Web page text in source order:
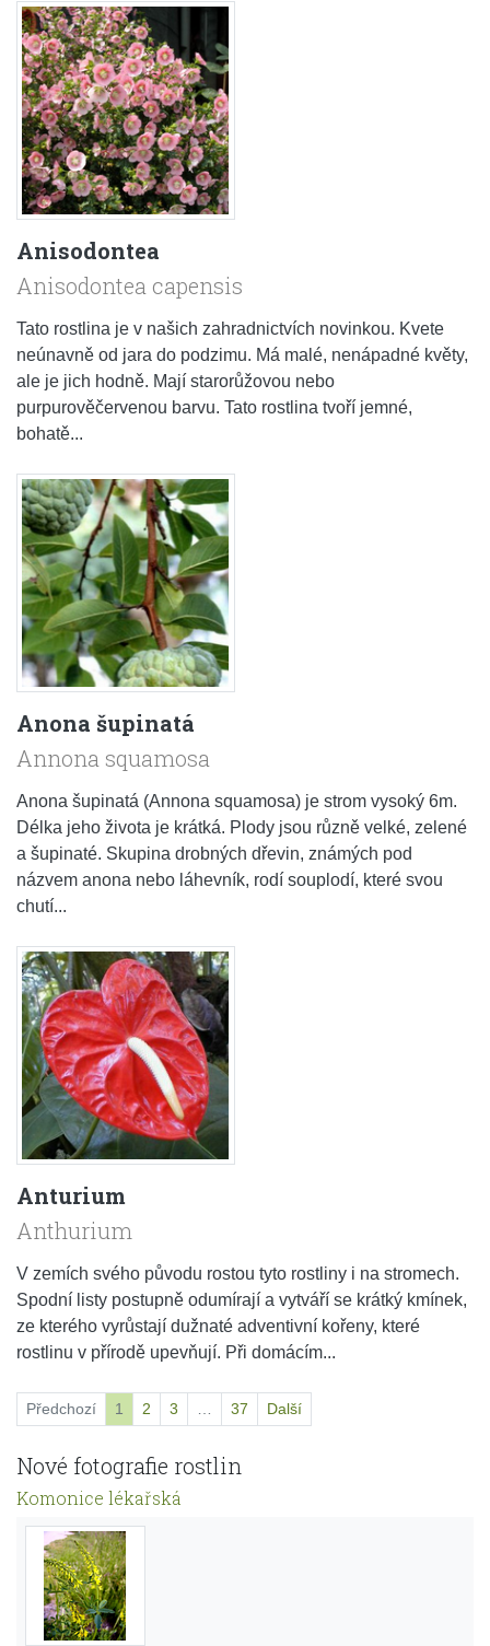
Anisodontea
Anisodontea capensis
Tato rostlina je v našich zahradnictvích novinkou. Kvete
neúnavně od jara do podzimu. Má malé, nenápadné květy,
ale je jich hodně. Mají starorůžovou nebo
purpurověčervenou barvu. Tato rostlina tvoří jemné,
bohatě...
Anona šupinatá
Annona squamosa
Anona šupinatá (Annona squamosa) je strom vysoký 6m.
Délka jeho života je krátká. Plody jsou různě velké, zelené
a šupinaté. Skupina drobných dřevin, známých pod
názvem anona nebo láhevník, rodí souplodí, které svou
chutí...
Anturium
Anthurium
V zemích svého původu rostou tyto rostliny i na stromech.
Spodní listy postupně odumírají a vytváří se krátký kmínek,
ze kterého vyrůstají dužnaté adventivní kořeny, které
rostlinu v přírodě upevňují. Při domácím...
Předchozí 1 2 3 37 Další
Nové fotografie rostlin
Komonice lékařská